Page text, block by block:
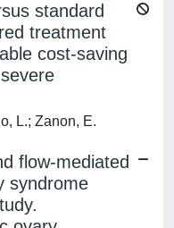
standard
treatment
cost-saving
L.; Zanon, E.
flow-mediated
syndrome